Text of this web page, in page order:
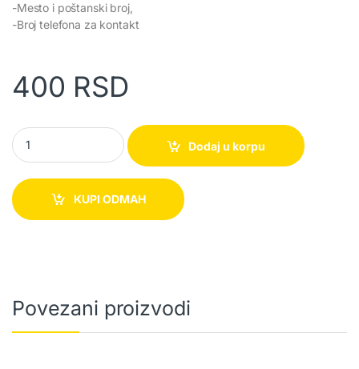
-Mesto i poštanski broj,
-Broj telefona za kontakt
400 RSD
Peškir Diamond Plavi 50x90cm quantity
Dodaj u korpu
KUPI ODMAH
Povezani proizvodi